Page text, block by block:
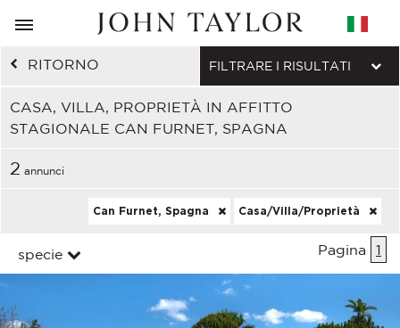
RITORNO
CASA, VILLA, PROPRIETÀ IN AFFITTO
STAGIONALE CAN FURNET, SPAGNA
FILTRARE I RISULTATI
2 annunci
Can Furnet, Spagna Casa/Villa/Proprietà
specie Pagina 1